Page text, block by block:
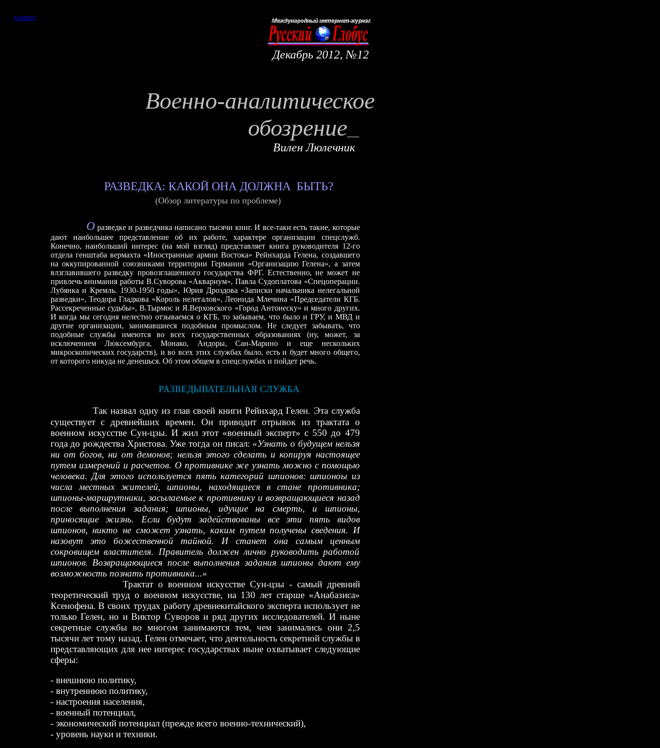
ВОЗВРАТ
Декабрь 2012, №12
Военно-аналитическое
обозрение
Вилен Люлечник
РАЗВЕДКА: КАКОЙ ОНА ДОЛЖНА БЫТЬ?
(Обзор литературы по проблеме)
Оразведке и разведчика написано тысячи книг. И все-таки есть такие, которые
дают наибольшее представление об их работе, характере организации спецслужб.
Конечно, наибольший интерес (на мой взгляд) представляет книга руководителя 12-го
отдела генштаба вермахта «Иностранные армии Востока» Рейнхарда Гелена, создавшего
на оккупированной союзниками территории Германии «Организацию Гелена», а затем
влзглавившего разведку провозглашенного государства ФРГ. Естественно, не может не
привлечь внимания работы В.Суворова «Аквариум», Павла Судоплатова «Спецоперации.
Лубянка и Кремль. 1930-1950 годы», Юрия Дроздова «Записки начальника нелегальной
разведки», Теодора Гладкова «Король нелегалов», Леонида Млечина «Председатели КГБ.
Рассекреченные судьбы», В.Тырмос и Я.Верховского «Город Антонеску» и много других.
И когда мы сегодня нелестно отзываемся о КГБ, то забываем, что было и ГРУ, и МВД и
другие организации, занимавшиеся подобным промыслом. Не следует забывать, что
подобные службы имеются во всех государственных образованиях (ну, может, за
исключением Люксембурга, Монако, Андоры, Сан-Марино и еще нескольких
микроскопических государств), и во всех этих службах было, есть и будет много общего,
от которого никуда не денешься. Об этом общем в спецслужбах и пойдет речь.
РАЗВЕДЫВАТЕЛЬНАЯ СЛУЖБА
Так назвал одну из глав своей книги Рейнхард Гелен. Эта служба
существует с древнейших времен. Он приводит отрывок из трактата о
военном искусстве Сун-цзы. И жил этот «военный эксперт» с 550 до 479
года до рождества Христова. Уже тогда он писал: «Узнать о будущем нельзя
ни от богов, ни от демонов; нельзя этого сделать и копируя настоящее
путем измерений и расчетов. О противнике же узнать можно с помощью
человека. Для этого используется пять категорий шпионов: шпионоы из
числа местных жителей, шпионы, находящиеся в стане противника;
шпионы-маршрутники, засылаемые к противнику и возвращающиеся назад
после выполнения задания; шпионы, идущие на смерть, и шпионы,
приносящие жизнь. Если будут задействованы все эти пять видов
шпионов, никто не сможет узнать, каким путем получены сведения. И
назовут это божественной тайной. И станет она самым ценным
сокровищем властителя. Правитель должен лично руководить работой
шпионов. Возвращающиеся после выполнения задания шпионы дают ему
возможность познать противника...»
Трактат о военном искусстве Сун-цзы - самый древний
теоретический труд о военном искусстве, на 130 лет старше «Анабазиса»
Ксенофена. В своих трудах работу древнекитайского эксперта использует не
только Гелен, но и Виктор Суворов и ряд других исследователей. И ныне
секретные службы во многом занимаются тем, чем занимались они 2,5
тысячи лет тому назад. Гелен отмечает, что деятельность секретной службы в
представляющих для нее интерес государствах ныне охватывает следующие
сферы:
- внешнюю политику,
- внутреннюю политику,
- настроения населения,
- военный потенциал,
- экономический потенциал (прежде всего военно-технический),
- уровень науки и техники.